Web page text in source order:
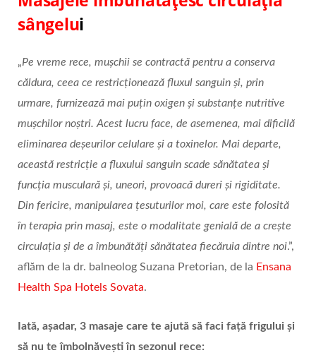
sângelui
„Pe vreme rece, mușchii se contractă pentru a conserva
căldura, ceea ce restricționează fluxul sanguin și, prin
urmare, furnizează mai puțin oxigen și substanțe nutritive
mușchilor noștri. Acest lucru face, de asemenea, mai dificilă
eliminarea deșeurilor celulare și a toxinelor. Mai departe,
această restricție a fluxului sanguin scade sănătatea și
funcția musculară și, uneori, provoacă dureri și rigiditate.
Din fericire, manipularea țesuturilor moi, care este folosită
în terapia prin masaj, este o modalitate genială de a crește
circulația și de a îmbunătăți sănătatea fiecăruia dintre noi.”,
aflăm de la dr. balneolog Suzana Pretorian, de la Ensana
Health Spa Hotels Sovata.
Iată, așadar, 3 masaje care te ajută să faci față frigului și
să nu te îmbolnăvești în sezonul rece: